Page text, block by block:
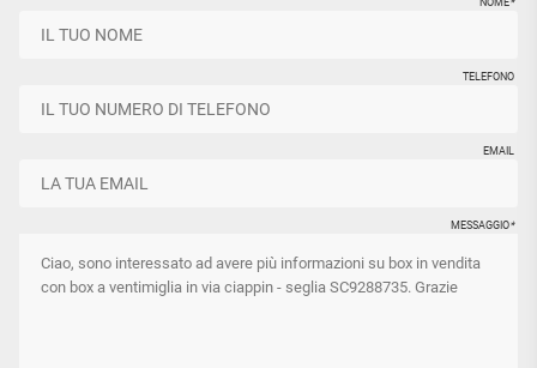
NOME*
TELEFONO
EMAIL
MESSAGGIO*